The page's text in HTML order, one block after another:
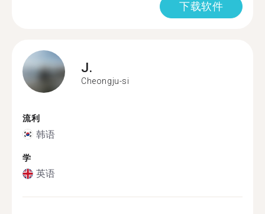
下载软件
J.
Cheongju-si
流利
韩语
学
英语